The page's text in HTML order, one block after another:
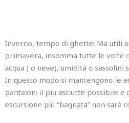
Inverno, tempo di ghette! Ma utili
primavera, insomma tutte le volte
acqua ( o neve), umidità o sassolini
In questo modo si mantengono le
pantaloni il più asciutte possibile e
escursione più “bagnata” non sarà